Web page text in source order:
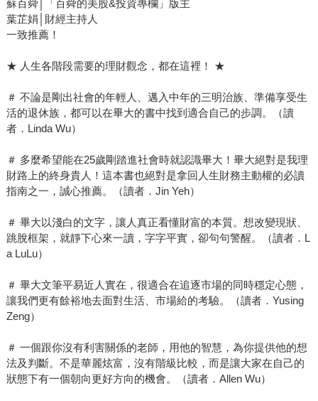
蘇百舜│「百舜的美股&投資專欄」版主
葉芷娟│財經主持人
一致推薦！
★ 人生各階段需要的理財觀念，都在這裡！ ★
＃ 不論是剛出社會的年輕人、邁入中年的三明治族、準備享受生
活的退休族，都可以在畢大的書中找到適合自己的步調。（讀
者．Linda Wu）
＃ 多麼希望能在25歲剛踏進社會時就認識畢大！畢大絕對是我理
財路上的終身貴人！這本書也絕對是拿回人生財務主動權的必讀
指南之一，誠心推薦。（讀者．Jin Yeh）
＃ 畢大以淺白的文字，讓人真正看懂財富的本質。想改變現狀、
跳脫框架，就靜下心來一讀，字字平實，卻句句警醒。（讀者．L
a LuLu）
＃ 畢大文筆平易近人實在，很適合在追逐市場的同時穩定心態，
讓我們更有餘裕地去面對生活、市場給的考驗。（讀者．Yusing
Zeng）
＃ 一個跟你沒有利害關係的老師，用他的智慧，為你提供他的想
法及判斷。不是華麗炫富，沒有階級比較，而是讓大家在自己的
狀態下有一個朝向更好方向的機會。（讀者．Allen Wu）